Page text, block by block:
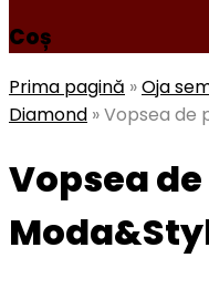
Coș
Prima pagină »Oja
Diamond »Vopsea de
Vopsea